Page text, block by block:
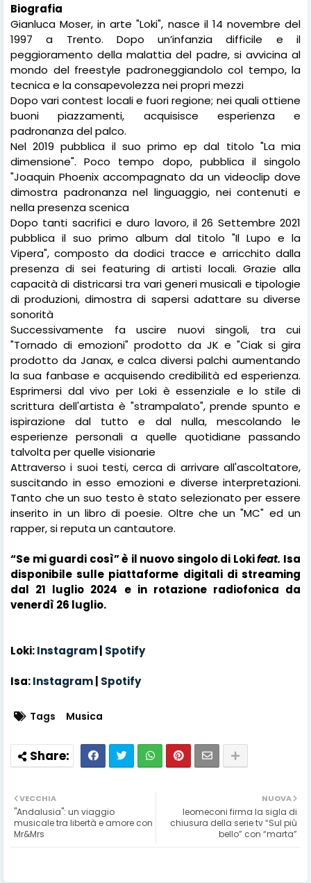
Biografia
Gianluca Moser, in arte "Loki", nasce il 14 novembre del
1997 a Trento. Dopo un’infanzia difficile e il
peggioramento della malattia del padre, si avvicina al
mondo del freestyle padroneggiandolo col tempo, la
tecnica e la consapevolezza nei propri mezzi
Dopo vari contest locali e fuori regione; nei quali ottiene
buoni piazzamenti, acquisisce esperienza e
padronanza del palco.
Nel 2019 pubblica il suo primo ep dal titolo "La mia
dimensione". Poco tempo dopo, pubblica il singolo
"Joaquin Phoenix accompagnato da un videoclip dove
dimostra padronanza nel linguaggio, nei contenuti e
nella presenza scenica
Dopo tanti sacrifici e duro lavoro, il 26 Settembre 2021
pubblica il suo primo album dal titolo "Il Lupo e la
Vipera", composto da dodici tracce e arricchito dalla
presenza di sei featuring di artisti locali. Grazie alla
capacità di districarsi tra vari generi musicali e tipologie
di produzioni, dimostra di sapersi adattare su diverse
sonorità
Successivamente fa uscire nuovi singoli, tra cui
"Tornado di emozioni" prodotto da JK e "Ciak si gira
prodotto da Janax, e calca diversi palchi aumentando
la sua fanbase e acquisendo credibilità ed esperienza.
Esprimersi dal vivo per Loki è essenziale e lo stile di
scrittura dell'artista è "strampalato", prende spunto e
ispirazione dal tutto e dal nulla, mescolando le
esperienze personali a quelle quotidiane passando
talvolta per quelle visionarie
Attraverso i suoi testi, cerca di arrivare all'ascoltatore,
suscitando in esso emozioni e diverse interpretazioni.
Tanto che un suo testo è stato selezionato per essere
inserito in un libro di poesie. Oltre che un "MC" ed un
rapper, si reputa un cantautore.
“Se mi guardi così” è il nuovo singolo di Lokifeat. Isa
disponibile sulle piattaforme digitali di streaming
dal 21 luglio 2024 e in rotazione radiofonica da
venerdì 26 luglio.
Loki:Instagram| Spotify
Isa:Instagram| Spotify
Tags Musica
NUOVA
leomeconi firma la sigla di
chiusura della serie tv “Sul più
bello” con “marta”
VECCHIA
"Andalusia": un viaggio
musicale tra libertà e amore con
Mr&Mrs